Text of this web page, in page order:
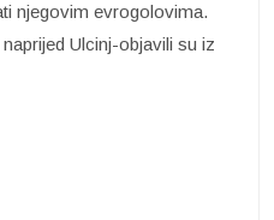
njegovim evrogolovima.
Ulcinj-objavili su iz